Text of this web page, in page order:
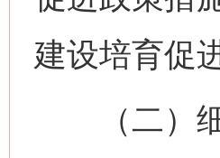
建设培育促
（二）细